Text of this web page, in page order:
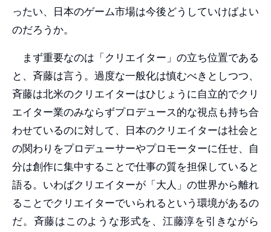
ったい、日本のゲーム市場は今後どうしていけばよい
のだろうか。
まず重要なのは「クリエイター」の立ち位置である
と、斉藤は言う。過度な一般化は慎むべきとしつつ、
斉藤は北米のクリエイターはひじょうに自立的でクリ
エイター業のみならずプロデュース的な視点も持ち合
わせているのに対して、日本のクリエイターは社会と
の関わりをプロデューサーやプロモーターに任せ、自
分は創作に集中することで仕事の質を担保していると
語る。いわばクリエイターが「大人」の世界から離れ
ることでクリエイターでいられるという環境があるの
だ。斉藤はこのような形式を、江藤淳を引きながら